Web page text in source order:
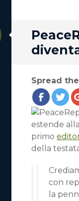
Standard
Spread
estende
primo
della
con
la